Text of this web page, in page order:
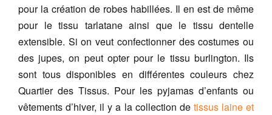
pour la création de robes habillées. Il en est de même
pour le tissu tarlatane ainsi que le tissu dentelle
extensible. Si on veut confectionner des costumes ou
des jupes, on peut opter pour le tissu burlington. Ils
sont tous disponibles en différentes couleurs chez
Quartier des Tissus. Pour les pyjamas d’enfants ou
vêtements d’hiver, il y a la collection de tissus laine et